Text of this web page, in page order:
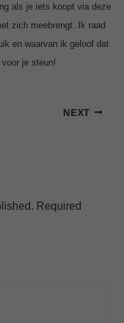
als je iets koopt via deze
zich meebrengt. Ik raad
en waarvan ik geloof dat
je steun!
NEXT
Required